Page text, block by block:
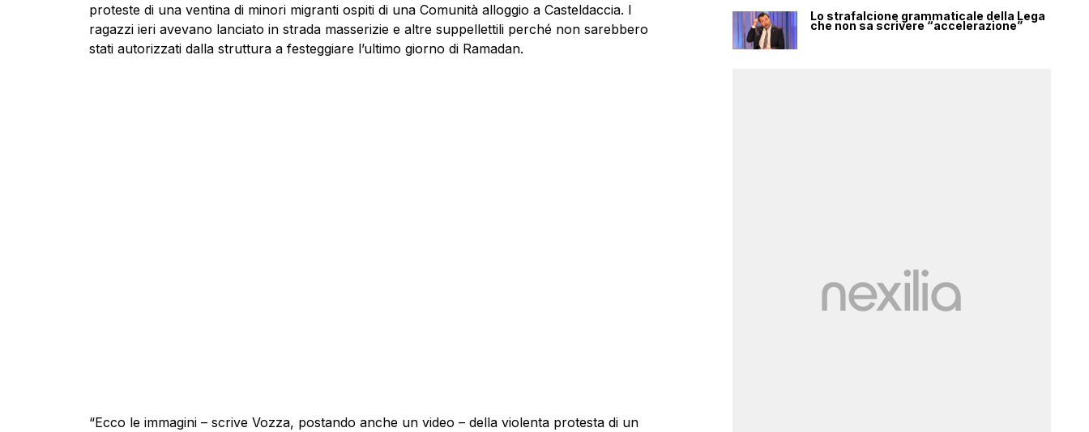
proteste di una ventina di minori migranti ospiti di una Comunità alloggio a Casteldaccia. I
ragazzi ieri avevano lanciato in strada masserizie e altre suppellettili perché non sarebbero
stati autorizzati dalla struttura a festeggiare l’ultimo giorno di Ramadan.
“Ecco le immagini – scrive Vozza, postando anche un video – della violenta protesta di un
Lo strafalcione grammaticale della Lega
che non sa scrivere “accelerazione”